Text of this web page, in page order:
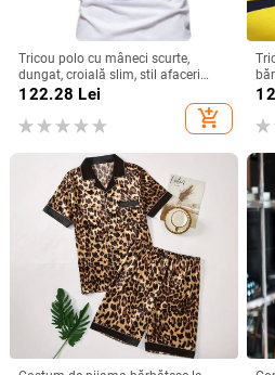
Tricou polo cu mâneci scurte,
dungat, croială slim, stil afaceri
ușor
122.28 Lei
add_shopping_cart
de